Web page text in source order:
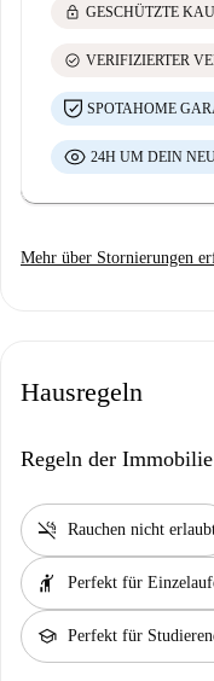
lock GESCHÜTZTE
check_circle VERIFIZIERTER
SPOTAHOME
24H UM DEIN
Mehr über Stornierungen
Hausregeln
Regeln der Immobilie
smoke_free Rauchen nicht
hail Perfekt für
school Perfekt für